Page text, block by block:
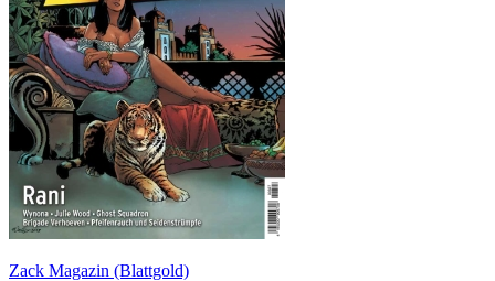
Zack Magazin (Blattgold)